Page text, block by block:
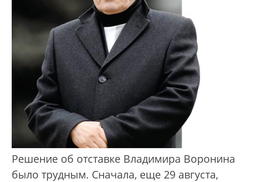
Решение об отставке Владимира Воронина
было трудным. Сначала, еще 29 августа,